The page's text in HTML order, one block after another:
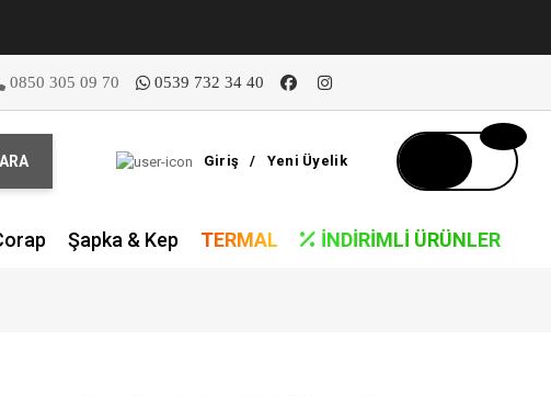
0850 305 09 70 0539 732 34 40
ARA Giriş / Yeni Üyelik
Şapka & Kep TERMAL İNDIRIMLI ÜRÜNLER